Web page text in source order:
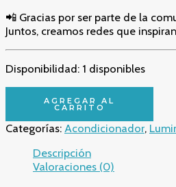
📲 Gracias por ser parte de la
Juntos, creamos redes que
Disponibilidad: 1 disponibles
Repuesto
Acondicionador
Químicamente
Dañado
Provitalidad
AGREGAR AL
CARRITO
Categorías: Acondicionador,
Descripción
Valoraciones (0)